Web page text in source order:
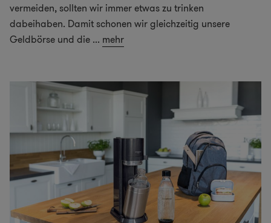
vermeiden, sollten wir immer etwas zu trinken
dabeihaben. Damit schonen wir gleichzeitig unsere
Geldbörse und die ... mehr